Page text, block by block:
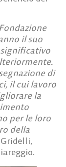
il suo
di
il cui lavoro
la
per le loro
della
.